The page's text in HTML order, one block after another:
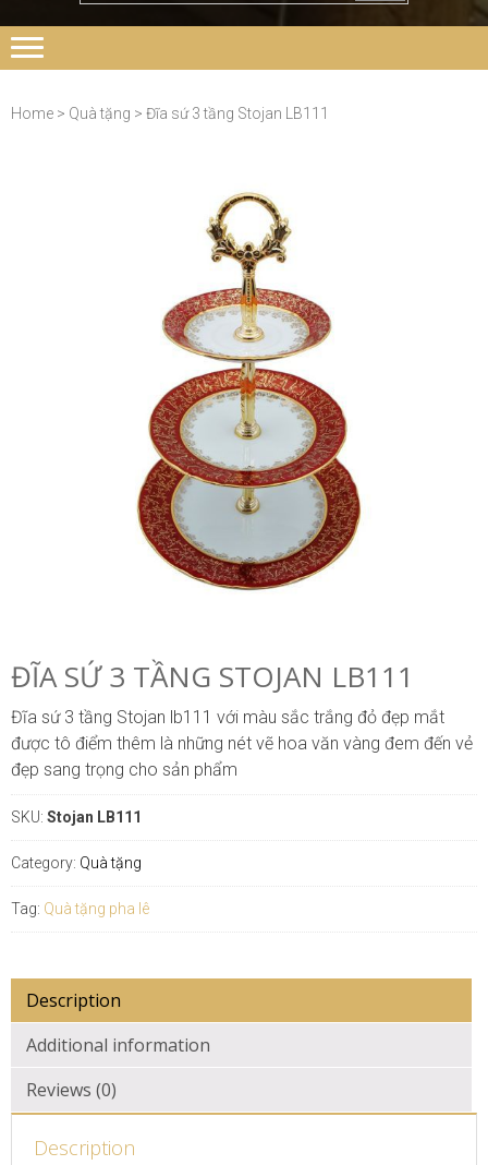
Home > Quà tặng > Đĩa sứ 3 tầng Stojan LB111
ĐĨA SỨ 3 TẦNG STOJAN LB111
Đĩa sứ 3 tầng Stojan lb111 với màu sắc trắng đỏ đẹp mắt
được tô điểm thêm là những nét vẽ hoa văn vàng đem đến vẻ
đẹp sang trọng cho sản phẩm
SKU: Stojan LB111
Category: Quà tặng
Tag: Quà tặng pha lê
Description
Additional information
Reviews (0)
Description